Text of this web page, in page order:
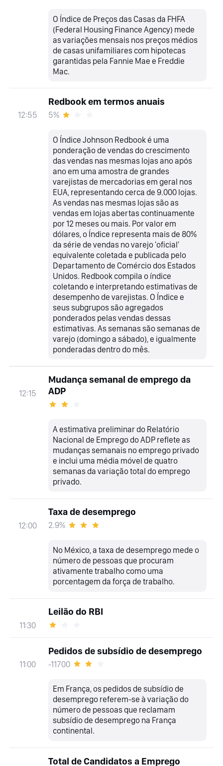
O Índice de Preços das Casas da FHFA
(Federal Housing Finance Agency) mede
as variações mensais nos preços médios
de casas unifamiliares com hipotecas
garantidas pela Fannie Mae e Freddie
Mac.
12:55
Redbook em termos anuais
5%
O Índice Johnson Redbook é uma
ponderação de vendas do crescimento
das vendas nas mesmas lojas ano após
ano em uma amostra de grandes
varejistas de mercadorias em geral nos
EUA, representando cerca de 9.000 lojas.
As vendas nas mesmas lojas são as
vendas em lojas abertas continuamente
por 12 meses ou mais. Por valor em
dólares, o Índice representa mais de 80%
da série de vendas no varejo 'oficial'
equivalente coletada e publicada pelo
Departamento de Comércio dos Estados
Unidos. Redbook compila o índice
coletando e interpretando estimativas de
desempenho de varejistas. O Índice e
seus subgrupos são agregados
ponderados pelas vendas dessas
estimativas. As semanas são semanas de
varejo (domingo a sábado), e igualmente
ponderadas dentro do mês.
12:15
Mudança semanal de emprego da
ADP
A estimativa preliminar do Relatório
Nacional de Emprego do ADP reflete as
mudanças semanais no emprego privado
e inclui uma média móvel de quatro
semanas da variação total do emprego
privado.
12:00
Taxa de desemprego
2.9%
No México, a taxa de desemprego mede o
número de pessoas que procuram
ativamente trabalho como uma
porcentagem da força de trabalho.
11:30
Leilão do RBI
11:00
Pedidos de subsídio de desemprego
-11700
Em França, os pedidos de subsídio de
desemprego referem-se à variação do
número de pessoas que reclamam
subsídio de desemprego na França
continental.
Total de Candidatos a Emprego